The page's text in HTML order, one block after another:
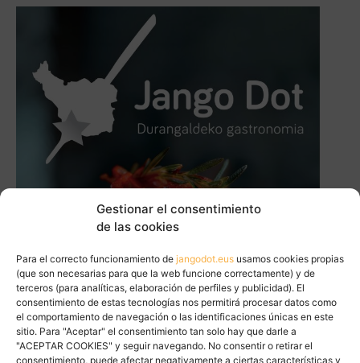
Gestionar el consentimiento
de las cookies
Para el correcto funcionamiento de jangodot.eus usamos cookies propias
(que son necesarias para que la web funcione correctamente) y de
terceros (para analíticas, elaboración de perfiles y publicidad). El
consentimiento de estas tecnologías nos permitirá procesar datos como
el comportamiento de navegación o las identificaciones únicas en este
sitio. Para "Aceptar" el consentimiento tan solo hay que darle a
"ACEPTAR COOKIES" y seguir navegando. No consentir o retirar el
consentimiento, puede afectar negativamente a ciertas características y